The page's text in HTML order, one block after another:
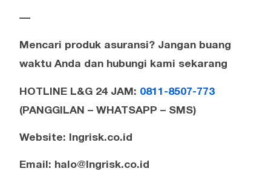
—
Mencari produk asuransi? Jangan buang
waktu Anda dan hubungi kami sekarang
HOTLINE L&G 24 JAM: 0811-8507-773
(PANGGILAN – WHATSAPP – SMS)
Website: lngrisk.co.id
Email: halo@lngrisk.co.id